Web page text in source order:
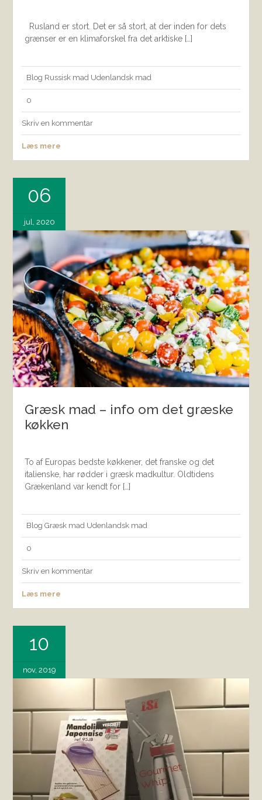
Rusland er stort. Det er så stort, at der inden for dets
grænser er en klimaforskel fra det arktiske […]
Blog Russisk mad Udenlandsk mad
0
Skriv en kommentar
Læs mere
06
jul, 2020
Græsk mad – info om det græske
køkken
To af Europas bedste køkkener, det franske og det
italienske, har rødder i græsk madkultur. Oldtidens
Grækenland var kendt for […]
Blog Græsk mad Udenlandsk mad
0
Skriv en kommentar
Læs mere
10
nov, 2019